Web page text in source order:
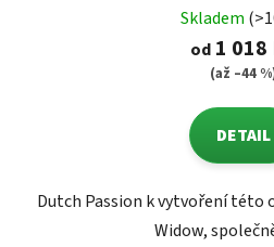
Skladem
od 1 018
(až –44
DETAIL
Dutch Passion k vytvoření této
Widow,